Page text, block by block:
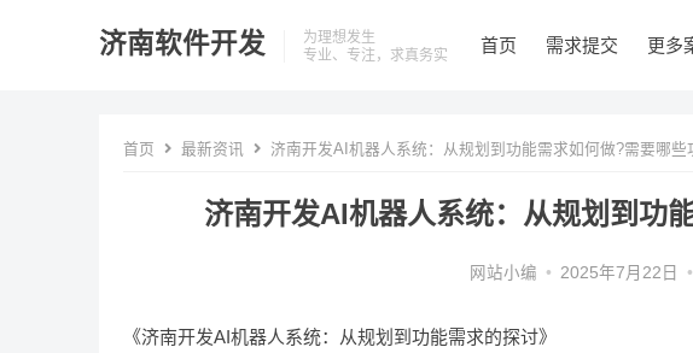
济南软件开发
为理想发生
专业、专注，求真务实
首页 需求提交 更多
首页 最新资讯 济南开发AI机器人系统：从规划到功能需求如何做?需要哪些
济南开发AI机器人系统：从规划到功
网站小编 • 2025年7月22日 •
《济南开发AI机器人系统：从规划到功能需求的探讨》